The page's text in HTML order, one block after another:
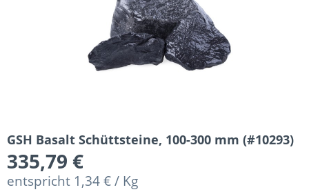
GSH Basalt Schüttsteine, 100-300 mm (#10293)
335,79 €
entspricht 1,34 € / Kg